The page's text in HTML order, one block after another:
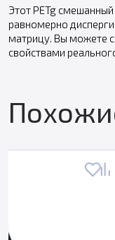
Этот PETg
равномерно
матрицу. Вы можете
свойствами